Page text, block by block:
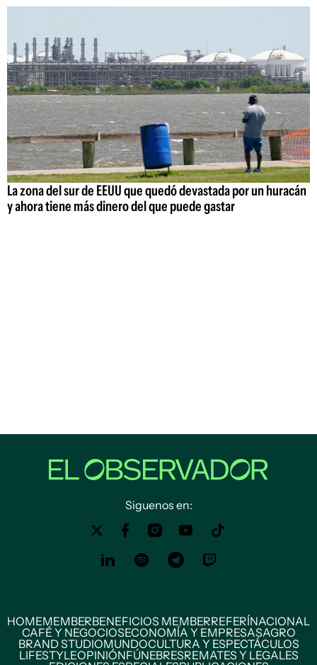
La zona del sur de EEUU que quedó devastada por un huracán
y ahora tiene más dinero del que puede gastar
Siguenos en:
HOMEMEMBERBENEFICIOS MEMBERREFERÍNACIONAL
CAFÉ Y NEGOCIOSECONOMÍA Y EMPRESASAGRO
BRAND STUDIOMUNDOCULTURA Y ESPECTÁCULOS
LIFESTYLEOPINIÓNFÚNEBRESREMATES Y LEGALES